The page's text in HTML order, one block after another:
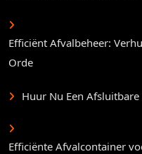
Efficiënt Afvalbeheer:
Orde
Huur Nu Een
Efficiënte Afvalcontainer